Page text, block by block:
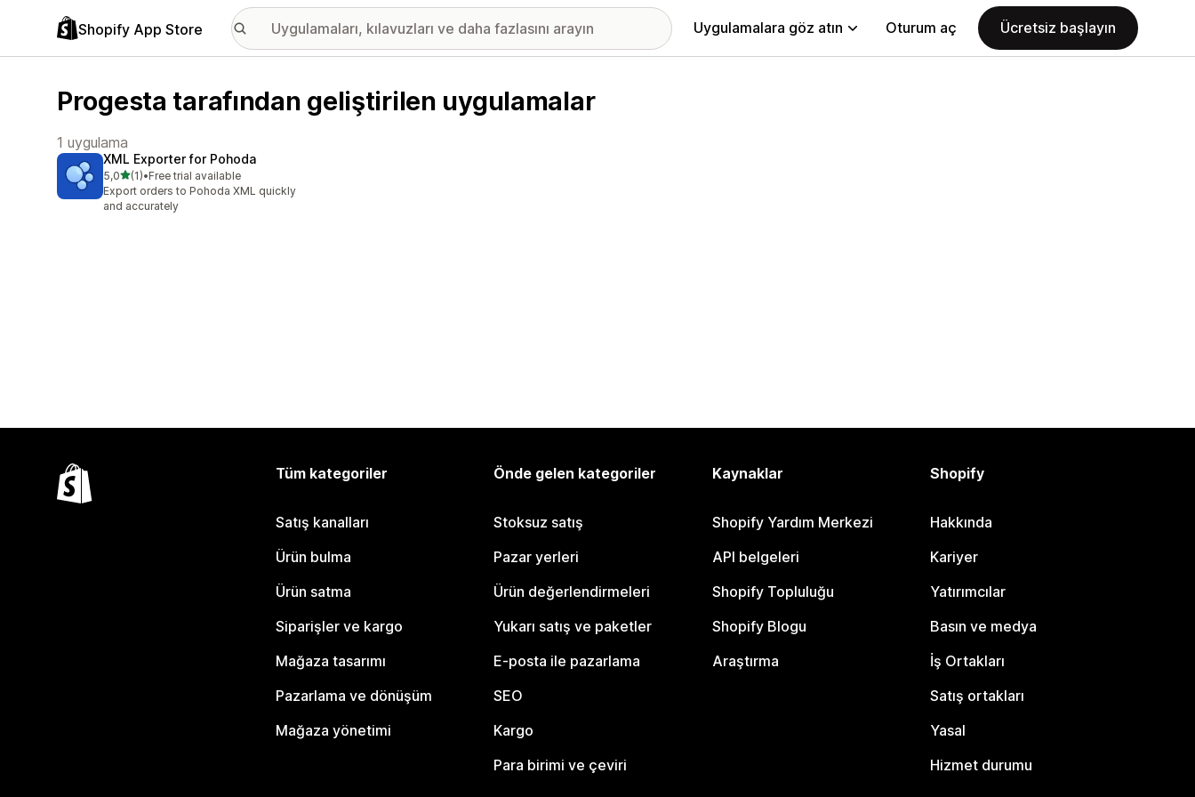
Shopify App Store Uygulamalara göz atın Oturum aç Ücretsiz başlayın
Progesta tarafından geliştirilen uygulamalar
1 uygulama
XML Exporter for Pohoda
5,05 yıldız üzerinden
(1)
toplam 1 değerlendirme
•Free trial available
Export orders to Pohoda XML quickly
and accurately
Tüm kategoriler
Satış kanalları
Ürün bulma
Ürün satma
Siparişler ve kargo
Mağaza tasarımı
Pazarlama ve dönüşüm
Mağaza yönetimi
Önde gelen kategoriler
Stoksuz satış
Pazar yerleri
Ürün değerlendirmeleri
Yukarı satış ve paketler
E-posta ile pazarlama
SEO
Kargo
Para birimi ve çeviri
Kaynaklar
Shopify Yardım Merkezi
API belgeleri
Shopify Topluluğu
Shopify Blogu
Araştırma
Shopify
Hakkında
Kariyer
Yatırımcılar
Basın ve medya
İş Ortakları
Satış ortakları
Yasal
Hizmet durumu